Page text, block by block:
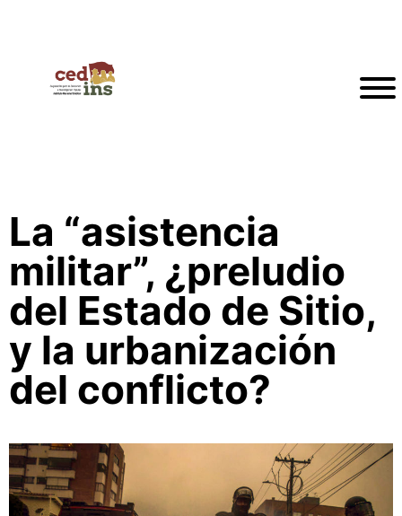
La “asistencia
militar”, ¿preludio
del Estado de Sitio,
y la urbanización
del conflicto?